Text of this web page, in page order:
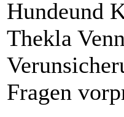
Hundeund
Thekla
Fragen